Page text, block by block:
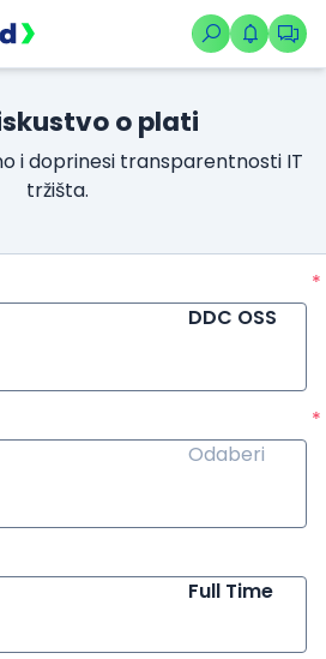
o plati
i doprinesi transparentnosti IT
tržišta.
*
DDC OSS
*
Odaberi
Full Time